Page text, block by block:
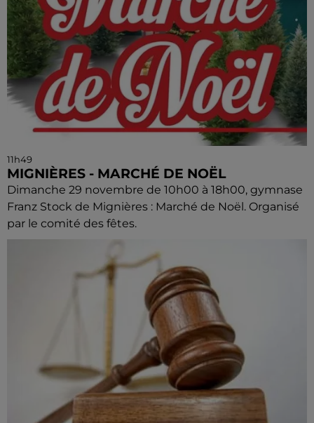
11h49
MIGNIÈRES - MARCHÉ DE NOËL
Dimanche 29 novembre de 10h00 à 18h00, gymnase
Franz Stock de Mignières : Marché de Noël. Organisé
par le comité des fêtes.